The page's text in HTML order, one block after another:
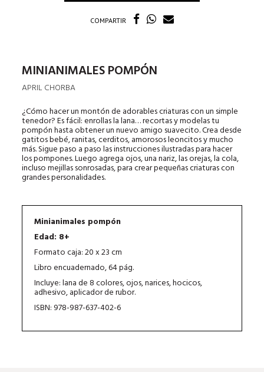
COMPARTIR
MINIANIMALES POMPÓN
APRIL CHORBA
¿Cómo hacer un montón de adorables criaturas con un simple
tenedor? Es fácil: enrollas la lana… recortas y modelas tu
pompón hasta obtener un nuevo amigo suavecito. Crea desde
gatitos bebé, ranitas, cerditos, amorosos leoncitos y mucho
más. Sigue paso a paso las instrucciones ilustradas para hacer
los pompones. Luego agrega ojos, una nariz, las orejas, la cola,
incluso mejillas sonrosadas, para crear pequeñas criaturas con
grandes personalidades.
Minianimales pompón
Edad: 8+
Formato caja: 20 x 23 cm
Libro encuadernado, 64 pág.
Incluye: lana de 8 colores, ojos, narices, hocicos,
adhesivo, aplicador de rubor.
ISBN: 978-987-637-402-6